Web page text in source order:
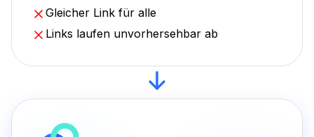
Gleicher Link für alle
Links laufen unvorhersehbar ab